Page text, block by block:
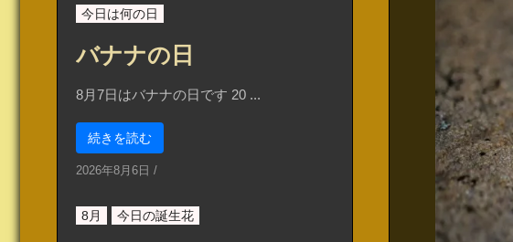
今日は何の日
バナナの日
8月7日はバナナの日です 20 ...
続きを読む
2026年8月6日 /
8月 今日の誕生花